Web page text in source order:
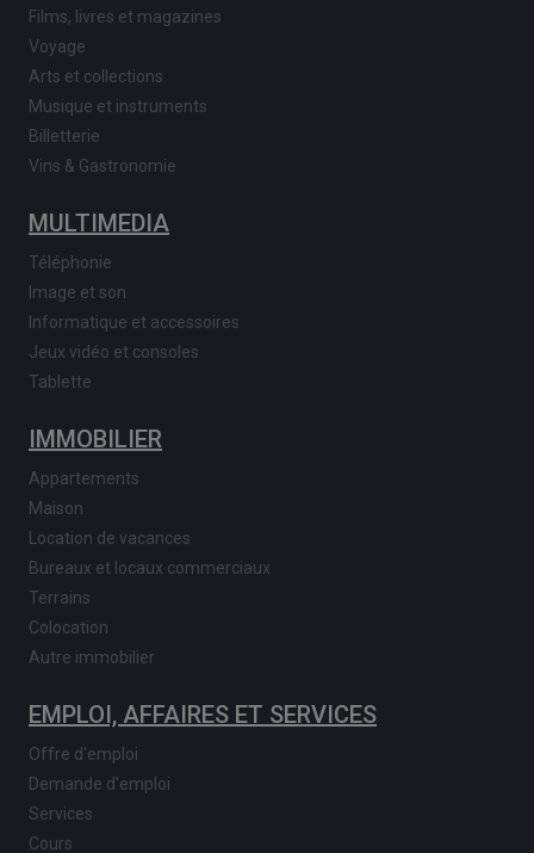
Films, livres et magazines
Voyage
Arts et collections
Musique et instruments
Billetterie
Vins & Gastronomie
MULTIMEDIA
Téléphonie
Image et son
Informatique et accessoires
Jeux vidéo et consoles
Tablette
IMMOBILIER
Appartements
Maison
Location de vacances
Bureaux et locaux commerciaux
Terrains
Colocation
Autre immobilier
EMPLOI, AFFAIRES ET SERVICES
Offre d'emploi
Demande d'emploi
Services
Cours